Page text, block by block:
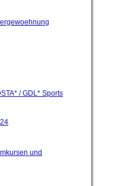
/ GDL* Sports
und